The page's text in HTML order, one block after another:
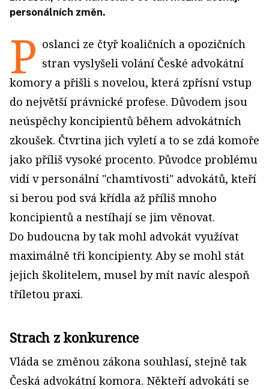
personálních změn.
P oslanci ze čtyř koaličních a opozičních
stran vyslyšeli volání České advokátní
komory a přišli s novelou, která zpřísní vstup
do největší právnické profese. Důvodem jsou
neúspěchy koncipientů během advokátních
zkoušek. Čtvrtina jich vyletí a to se zdá komoře
jako příliš vysoké procento. Původce problému
vidí v personální "chamtivosti" advokátů, kteří
si berou pod svá křídla až příliš mnoho
koncipientů a nestíhají se jim věnovat.
Do budoucna by tak mohl advokát využívat
maximálně tři koncipienty. Aby se mohl stát
jejich školitelem, musel by mít navíc alespoň
tříletou praxi.
Strach z konkurence
Vláda se změnou zákona souhlasí, stejně tak
Česká advokátní komora. Někteří advokáti se